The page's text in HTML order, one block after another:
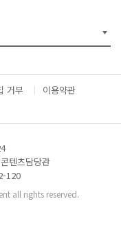
e
서
다
운
드
거부
이용약관
텐츠담당관
120
all rights reserved.